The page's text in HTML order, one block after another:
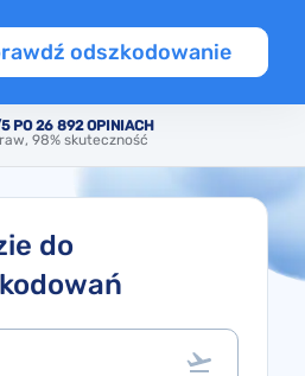
odszkodowanie
PO 26 892 OPINIACH
98% skuteczność
do